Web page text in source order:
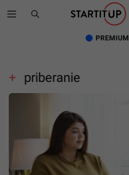
PREMIUM
priberanie